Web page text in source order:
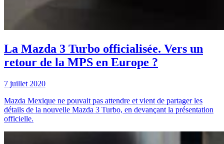
La Mazda 3 Turbo officialisée. Vers un
retour de la MPS en Europe ?
7 juillet 2020
Mazda Mexique ne pouvait pas attendre et vient de partager les
détails de la nouvelle Mazda 3 Turbo, en devançant la présentation
officielle.